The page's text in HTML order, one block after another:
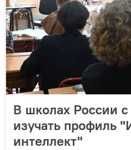
В школах России с
изучать профиль
интеллект"